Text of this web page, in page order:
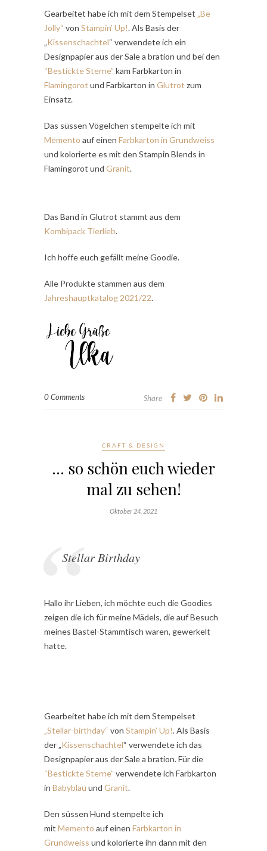
Gearbeitet habe ich mit dem Stempelset „Be
Jolly“ von Stampin’ Up!. Als Basis der
„Kissenschachtel“ verwendete ich ein
Designpapier aus der Sale a bration und bei den
“Bestickte Sterne” kam Farbkarton in
Flamingorot und Farbkarton in Glutrot zum
Einsatz.
Das süssen Vögelchen stempelte ich mit
Memento auf einen Farbkarton in Grundweiss
und kolorierte es mit den Stampin Blends in
Flamingorot und Granit.
Das Band in Glutrot stammt aus dem
Kombipack Tierlieb.
Ich hoffe euch gefällt meine Goodie.
Alle Produkte stammen aus dem
Jahreshauptkatalog 2021/22.
0 Comments Share
CRAFT & DESIGN
… so schön euch wieder
mal zu sehen!
Oktober 24, 2021
Stellar Birthday
Hallo ihr Lieben, ich möchte euch die Goodies
zeigen die ich für meine Mädels, die auf Besuch
meines Bastel-Stammtisch waren, gewerkelt
hatte.
Gearbeitet habe ich mit dem Stempelset
„Stellar-birthday“ von Stampin’ Up!. Als Basis
der „Kissenschachtel“ verwendete ich das
Designpapier aus der Sale a bration. Für die
“Bestickte Sterne” verwendete ich Farbkarton
in Babyblau und Granit.
Den süssen Hund stempelte ich
mit Memento auf einen Farbkarton in
Grundweiss und kolorierte ihn dann mit den